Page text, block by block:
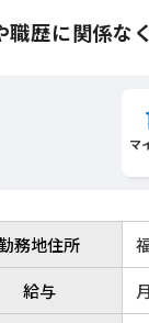
歴に関係な
マ
務地住所
給与